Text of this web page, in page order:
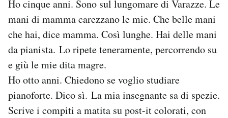
Ho cinque anni. Sono sul lungomare di Varazze. Le
mani di mamma carezzano le mie. Che belle mani
che hai, dice mamma. Così lunghe. Hai delle mani
da pianista. Lo ripete teneramente, percorrendo su
e giù le mie dita magre.
Ho otto anni. Chiedono se voglio studiare
pianoforte. Dico sì. La mia insegnante sa di spezie.
Scrive i compiti a matita su post-it colorati, con